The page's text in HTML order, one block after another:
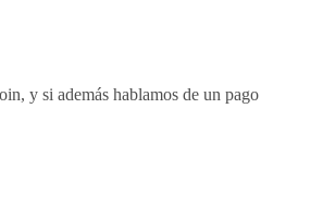
y si además hablamos de un pago